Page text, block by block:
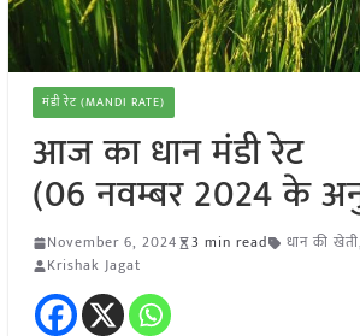
मंडी रेट (MANDI RATE)
आज का धान मंडी रेट
(06 नवम्बर 2024 के
November 6, 2024 3 min read धान की खेती
Krishak Jagat